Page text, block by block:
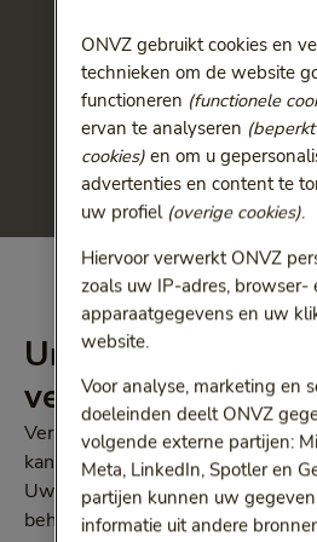
Untire Now helpt
vermoeidheid
Vermoeidheid bij kanker komt
kankerpatiënten heeft hier ook
Uw lichaam heeft energie nodig
behandeling aan te kunnen. En
ONVZ gebruikt cookies en
technieken om de website
functioneren (functionele
ervan te analyseren
cookies)en om u
advertenties en content te
uw profiel (overige cookies).
Hiervoor verwerkt ONVZ
zoals uw IP-adres, browser-
apparaatgegevens en uw
website.
Voor analyse, marketing en
doeleinden deelt ONVZ
volgende externe partijen:
Meta, LinkedIn, Spotler en
partijen kunnen uw
informatie uit andere